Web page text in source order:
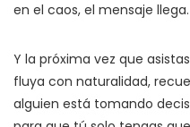
en el caos, el mensaje llega.
Y la próxima vez que
fluya con naturalidad,
alguien está tomando